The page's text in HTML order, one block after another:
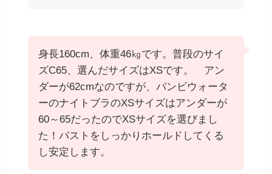
身長160cm、体重46㎏です。普段のサイ
ズC65、選んだサイズはXSです。 アン
ダーが62cmなのですが、バンビウォータ
ーのナイトブラのXSサイズはアンダーが
60～65だったのでXSサイズを選びまし
た！バストをしっかりホールドしてくる
し安定します。